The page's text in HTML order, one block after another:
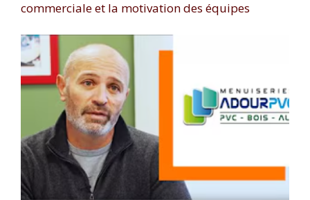
commerciale et la motivation des équipes